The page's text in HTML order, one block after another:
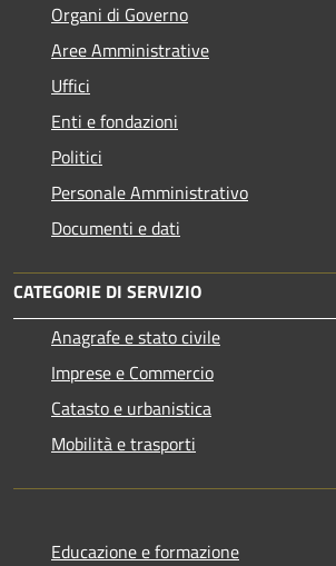
Organi di Governo
Aree Amministrative
Uffici
Enti e fondazioni
Politici
Personale Amministrativo
Documenti e dati
CATEGORIE DI SERVIZIO
Anagrafe e stato civile
Imprese e Commercio
Catasto e urbanistica
Mobilità e trasporti
Educazione e formazione